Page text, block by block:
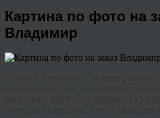
Картина по фото на
Владимир